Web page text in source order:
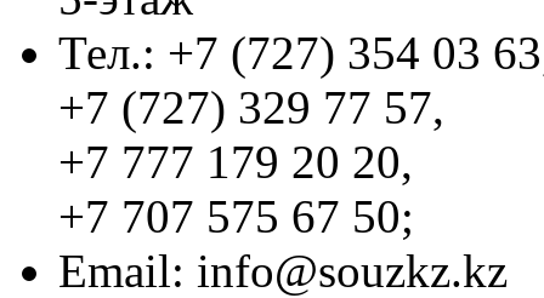
Тел.: +7 (727) 354 03
+7 (727) 329 77 57,
+7 777 179 20 20,
+7 707 575 67 50;
Email: info@souzkz.kz